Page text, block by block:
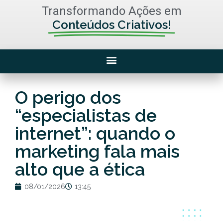
Transformando Ações em
Conteúdos Criativos!
O perigo dos
“especialistas de
internet”: quando o
marketing fala mais
alto que a ética
08/01/2026 13:45